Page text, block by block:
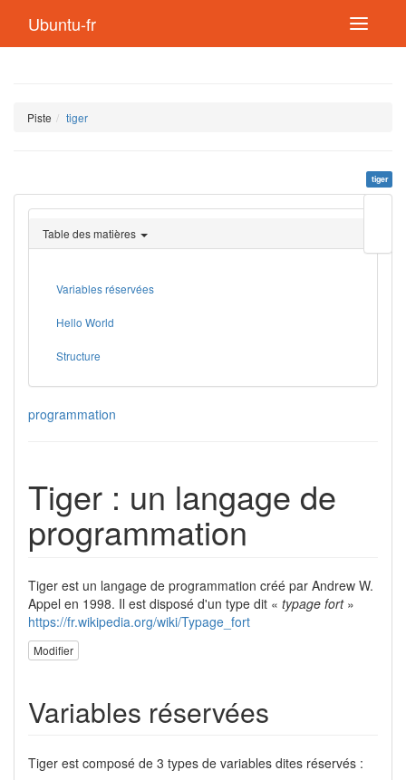
Ubuntu-fr
Piste tiger
tiger
page
Table des matières
Variables réservées
Hello World
Structure
programmation
Tiger : un langage de
programmation
Tiger est un langage de programmation créé par Andrew W.
Appel en 1998. Il est disposé d'un type dit « typage fort»
https://fr.wikipedia.org/wiki/Typage_fort
Modifier
Variables réservées
Tiger est composé de 3 types de variables dites réservés :